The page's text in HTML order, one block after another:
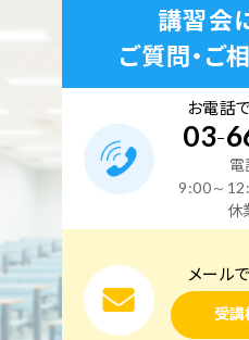
講習会
ご質問・ご
お電話
03-
9:00～
休
メール
受講